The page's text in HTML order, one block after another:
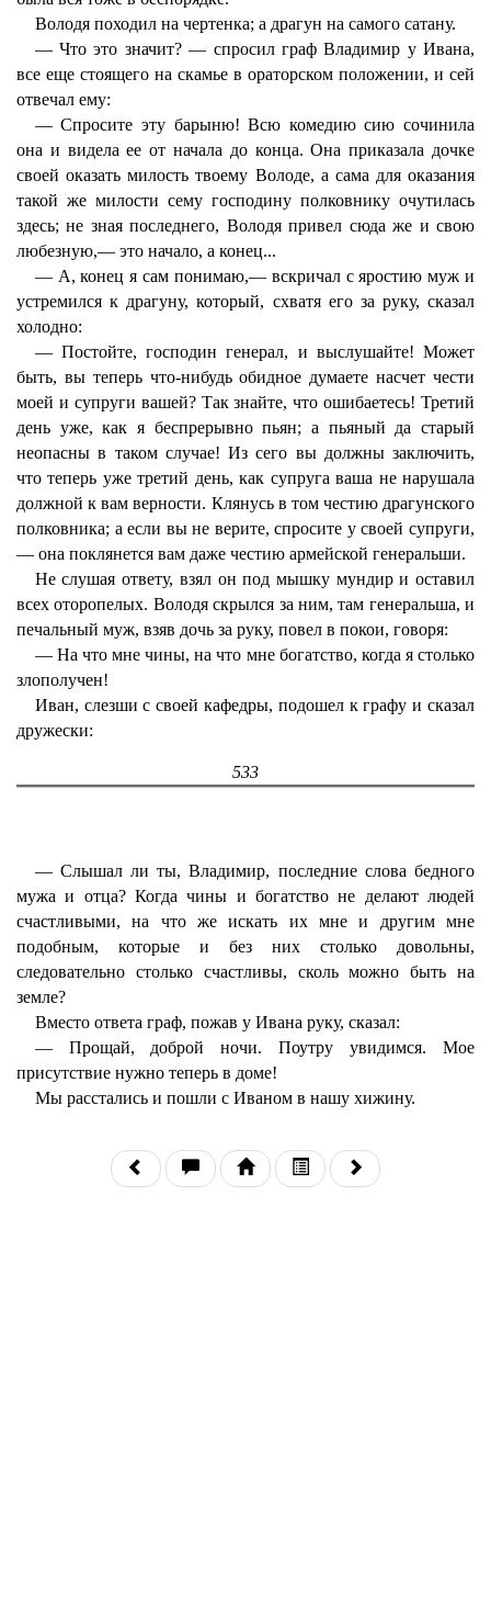
Володя походил на чертенка; а драгун на самого сатану.
— Что это значит? — спросил граф Владимир у Ивана,
все еще стоящего на скамье в ораторском положении, и сей
отвечал ему:
— Спросите эту барыню! Всю комедию сию сочинила
она и видела ее от начала до конца. Она приказала дочке
своей оказать милость твоему Володе, а сама для оказания
такой же милости сему господину полковнику очутилась
здесь; не зная последнего, Володя привел сюда же и свою
любезную,— это начало, а конец...
— А, конец я сам понимаю,— вскричал с яростию муж и
устремился к драгуну, который, схватя его за руку, сказал
холодно:
— Постойте, господин генерал, и выслушайте! Может
быть, вы теперь что-нибудь обидное думаете насчет чести
моей и супруги вашей? Так знайте, что ошибаетесь! Третий
день уже, как я беспрерывно пьян; а пьяный да старый
неопасны в таком случае! Из сего вы должны заключить,
что теперь уже третий день, как супруга ваша не нарушала
должной к вам верности. Клянусь в том честию драгунского
полковника; а если вы не верите, спросите у своей супруги,
— она поклянется вам даже честию армейской генеральши.
Не слушая ответу, взял он под мышку мундир и оставил
всех оторопелых. Володя скрылся за ним, там генеральша, и
печальный муж, взяв дочь за руку, повел в покои, говоря:
— На что мне чины, на что мне богатство, когда я столько
злополучен!
Иван, слезши с своей кафедры, подошел к графу и сказал
дружески:
533
— Слышал ли ты, Владимир, последние слова бедного
мужа и отца? Когда чины и богатство не делают людей
счастливыми, на что же искать их мне и другим мне
подобным, которые и без них столько довольны,
следовательно столько счастливы, сколь можно быть на
земле?
Вместо ответа граф, пожав у Ивана руку, сказал:
— Прощай, доброй ночи. Поутру увидимся. Мое
присутствие нужно теперь в доме!
Мы расстались и пошли с Иваном в нашу хижину.